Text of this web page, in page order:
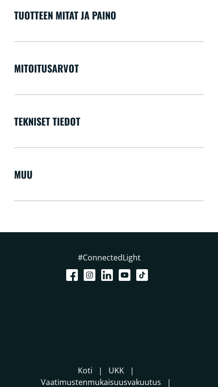
TUOTTEEN MITAT JA PAINO
MITOITUSARVOT
TEKNISET TIEDOT
MUU
#ConnectedLight
Koti
UKK
Vaatimustenmukaisuusvakuutus